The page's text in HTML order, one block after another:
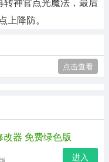
降防。
点击查看
器 免费绿色版
进入